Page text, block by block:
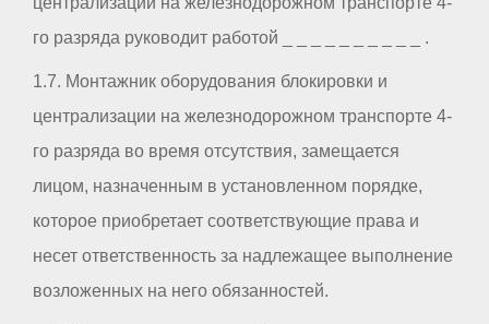
го разряда руководит работой _ _ _ _ _ _ _ _ _ _ .
1.7. Монтажник оборудования блокировки и
централизации на железнодорожном транспорте 4-
го разряда во время отсутствия, замещается
лицом, назначенным в установленном порядке,
которое приобретает соответствующие права и
несет ответственность за надлежащее выполнение
возложенных на него обязанностей.